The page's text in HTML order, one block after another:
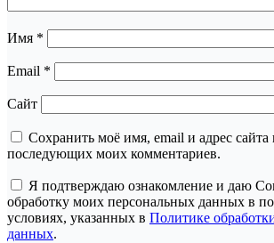
Имя *
Email *
Сайт
Сохранить моё имя, email и адрес сайта
последующих моих комментариев.
Я подтверждаю ознакомление и даю
обработку моих персональных данных в
условиях, указанных в Политике
данных.